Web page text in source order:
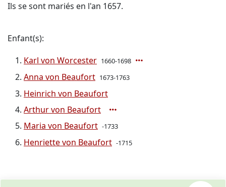
Ils se sont mariés en l'an 1657.
Enfant(s):
Karl von Worcester 1660-1698
Anna von Beaufort 1673-1763
Heinrich von Beaufort
Arthur von Beaufort
Maria von Beaufort -1733
Henriette von Beaufort -1715